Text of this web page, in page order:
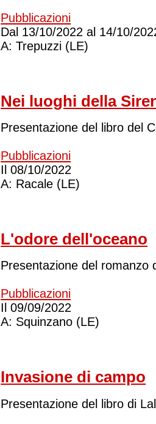
Pubblicazioni
Dal 13/10/2022al 14/10/
A: Trepuzzi (LE)
Nei luoghi della
Presentazione del libro del
Pubblicazioni
Il 08/10/2022
A: Racale (LE)
L'odore dell'oceano
Presentazione del romanzo
Pubblicazioni
Il 09/09/2022
A: Squinzano (LE)
Invasione di campo
Presentazione del libro di